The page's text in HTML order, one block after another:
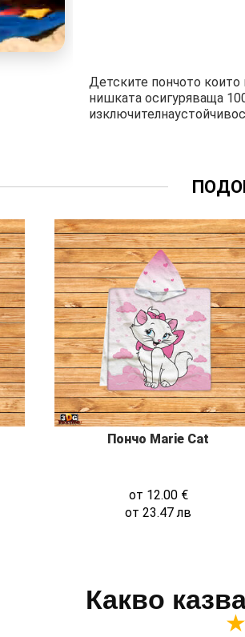
Детските пончото които
нишката осигуряваща
Пончо Marie Cat
от 12.00 €
от23.47лв
Какво